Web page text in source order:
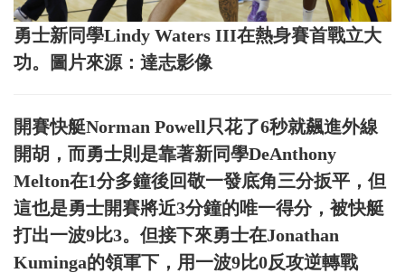
勇士新同學Lindy Waters III在熱身賽首戰立大
功。圖片來源：達志影像
開賽快艇Norman Powell只花了6秒就飆進外線
開胡，而勇士則是靠著新同學DeAnthony
Melton在1分多鐘後回敬一發底角三分扳平，但
這也是勇士開賽將近3分鐘的唯一得分，被快艇
打出一波9比3。但接下來勇士在Jonathan
Kuminga的領軍下，用一波9比0反攻逆轉戰